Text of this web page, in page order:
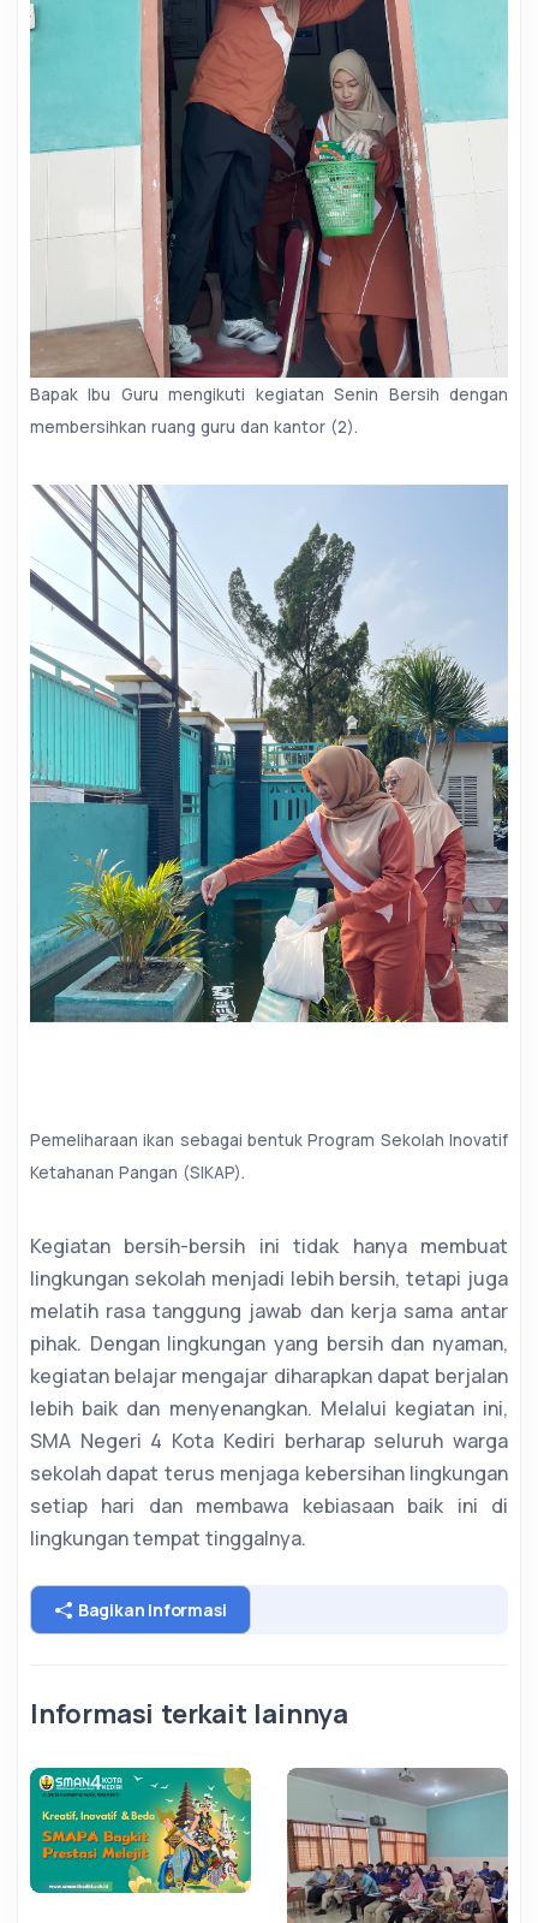
Bapak Ibu Guru mengikuti kegiatan Senin Bersih dengan
membersihkan ruang guru dan kantor (2).
Pemeliharaan ikan sebagai bentuk Program Sekolah Inovatif
Ketahanan Pangan (SIKAP).
Kegiatan bersih-bersih ini tidak hanya membuat
lingkungan sekolah menjadi lebih bersih, tetapi juga
melatih rasa tanggung jawab dan kerja sama antar
pihak. Dengan lingkungan yang bersih dan nyaman,
kegiatan belajar mengajar diharapkan dapat berjalan
lebih baik dan menyenangkan. Melalui kegiatan ini,
SMA Negeri 4 Kota Kediri berharap seluruh warga
sekolah dapat terus menjaga kebersihan lingkungan
setiap hari dan membawa kebiasaan baik ini di
lingkungan tempat tinggalnya.
Bagikan Informasi
Informasi terkait lainnya